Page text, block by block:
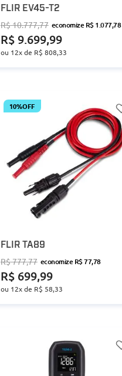
FLIR EV45-T2
R$10.777,77 economizeR$1.077,78
R$ 9.699,99
ou 12x de R$ 808,33
10%OFF
FLIR TA89
R$777,77 economizeR$77,78
R$ 699,99
ou 12x de R$ 58,33